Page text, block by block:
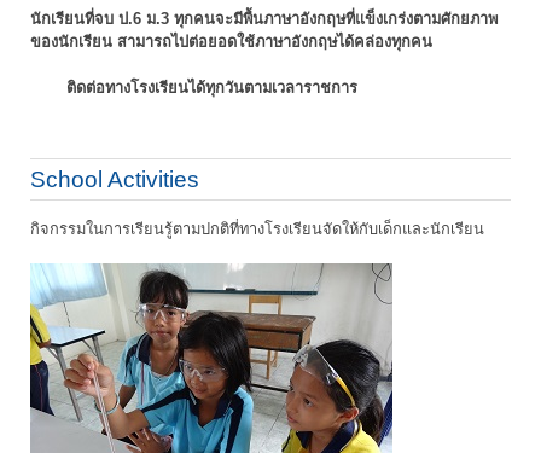
นักเรียนที่จบ ป.6 ม.3 ทุกคนจะมีพื้นภาษาอังกฤษที่แข็งเกร่งตามศักยภาพ
ของนักเรียน สามารถไปต่อยอดใช้ภาษาอังกฤษได้คล่องทุกคน
ติดต่อทางโรงเรียนได้ทุกวันตามเวลาราชการ
School Activities
กิจกรรมในการเรียนรู้ตามปกติที่ทางโรงเรียนจัดให้กับเด็กและนักเรียน